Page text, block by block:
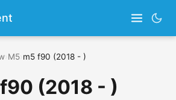
M5 m5 f90 (2018 - )
(2018 - )